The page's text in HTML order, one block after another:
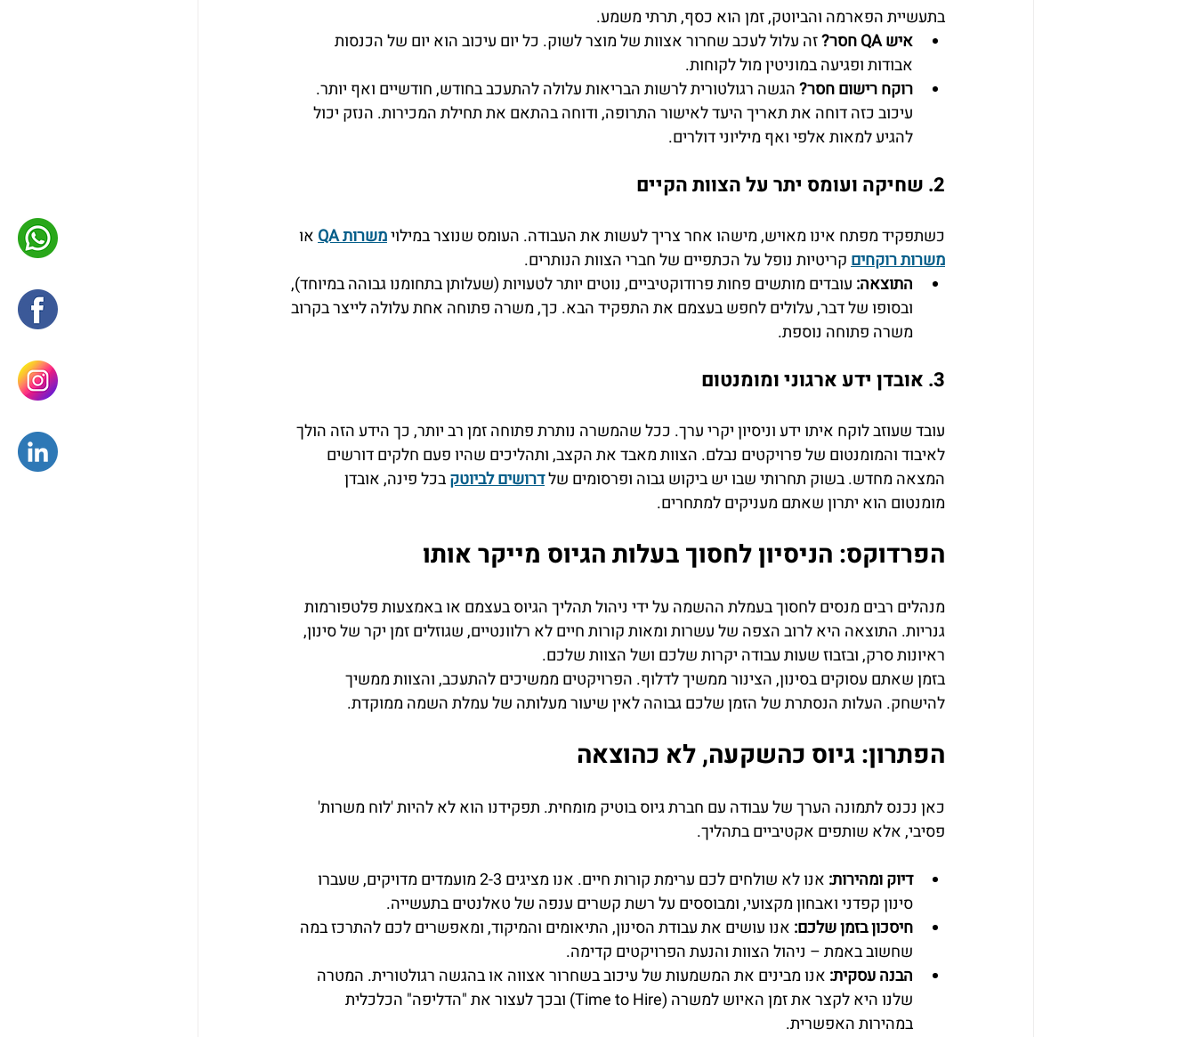
בתעשיית הפארמה והביוטק, זמן הוא כסף, תרתי משמע.
איש QA חסר?
זה עלול לעכב שחרור אצוות של מוצר לשוק. כל יום עיכוב הוא יום של הכנסות
אבודות ופגיעה במוניטין מול לקוחות.
רוקח רישום חסר? הגשה רגולטורית לרשות הבריאות עלולה להתעכב בחודש, חודשיים ואף יותר.
עיכוב כזה דוחה את תאריך היעד לאישור התרופה, ודוחה בהתאם את תחילת המכירות. הנזק יכול
להגיע למאות אלפי ואף מיליוני דולרים.
2. שחיקה ועומס יתר על הצוות הקיים
כשתפקיד מפתח אינו מאויש, מישהו אחר צריך לעשות את העבודה. העומס שנוצר במילוי משרות QA
או
משרות רוקחים קריטיות נופל על הכתפיים של חברי הצוות הנותרים.
התוצאה: עובדים מותשים פחות פרודוקטיביים, נוטים יותר לטעויות (שעלותן בתחומנו גבוהה במיוחד),
ובסופו של דבר, עלולים לחפש בעצמם את התפקיד הבא. כך, משרה פתוחה אחת עלולה לייצר בקרוב
משרה פתוחה נוספת.
3. אובדן ידע ארגוני ומומנטום
עובד שעוזב לוקח איתו ידע וניסיון יקרי ערך. ככל שהמשרה נותרת פתוחה זמן רב יותר, כך הידע הזה הולך
לאיבוד והמומנטום של פרויקטים נבלם. הצוות מאבד את הקצב, ותהליכים שהיו פעם חלקים דורשים
המצאה מחדש. בשוק תחרותי שבו יש ביקוש גבוה ופרסומים של דרושים לביוטק בכל פינה, אובדן
מומנטום הוא יתרון שאתם מעניקים למתחרים.
הפרדוקס: הניסיון לחסוך בעלות הגיוס מייקר אותו
מנהלים רבים מנסים לחסוך בעמלת ההשמה על ידי ניהול תהליך הגיוס בעצמם או באמצעות פלטפורמות
גנריות. התוצאה היא לרוב הצפה של עשרות ומאות קורות חיים לא רלוונטיים, שגוזלים זמן יקר של סינון,
ראיונות סרק, ובזבוז שעות עבודה יקרות שלכם ושל הצוות שלכם.
בזמן שאתם עסוקים בסינון, הצינור ממשיך לדלוף. הפרויקטים ממשיכים להתעכב, והצוות ממשיך
להישחק. העלות הנסתרת של הזמן שלכם גבוהה לאין שיעור מעלותה של עמלת השמה ממוקדת.
הפתרון: גיוס כהשקעה, לא כהוצאה
כאן נכנס לתמונה הערך של עבודה עם חברת גיוס בוטיק מומחית. תפקידנו הוא לא להיות 'לוח משרות'
פסיבי, אלא שותפים אקטיביים בתהליך.
דיוק ומהירות:
אנו לא שולחים לכם ערימת קורות חיים. אנו מציגים 2-3 מועמדים מדויקים, שעברו
סינון קפדני ואבחון מקצועי, ומבוססים על רשת קשרים ענפה של טאלנטים בתעשייה.
חיסכון בזמן שלכם: אנו עושים את עבודת הסינון, התיאומים והמיקוד, ומאפשרים לכם להתרכז במה
שחשוב באמת – ניהול הצוות והנעת הפרויקטים קדימה.
הבנה עסקית: אנו מבינים את המשמעות של עיכוב בשחרור אצווה או בהגשה רגולטורית. המטרה
שלנו היא לקצר את זמן האיוש למשרה (Time to Hire) ובכך לעצור את "הדליפה" הכלכלית
במהירות האפשרית.